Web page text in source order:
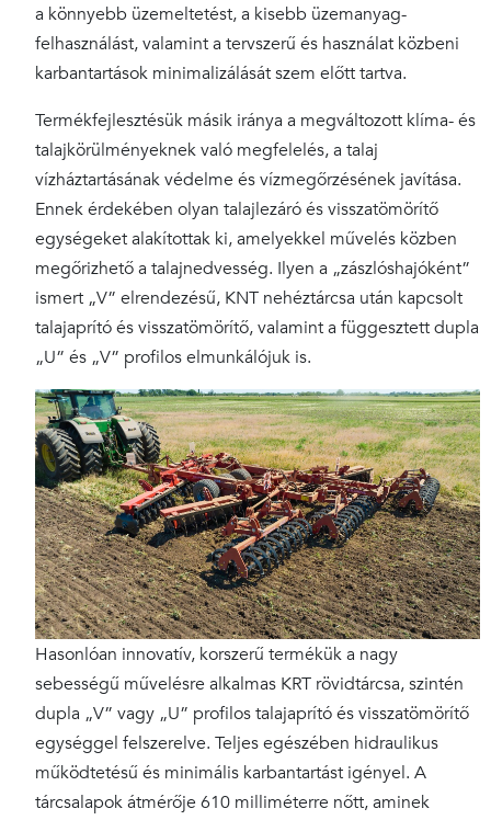
a könnyebb üzemeltetést, a kisebb üzemanyag-
felhasználást, valamint a tervszerű és használat közbeni
karbantartások minimalizálását szem előtt tartva.
Termékfejlesztésük másik iránya a megváltozott klíma- és
talajkörülményeknek való megfelelés, a talaj
vízháztartásának védelme és vízmegőrzésének javítása.
Ennek érdekében olyan talajlezáró és visszatömörítő
egységeket alakítottak ki, amelyekkel művelés közben
megőrizhető a talajnedvesség. Ilyen a „zászlóshajóként”
ismert „V” elrendezésű, KNT nehéztárcsa után kapcsolt
talajaprító és visszatömörítő, valamint a függesztett dupla
„U” és „V” profilos elmunkálójuk is.
Hasonlóan innovatív, korszerű termékük a nagy
sebességű művelésre alkalmas KRT rövidtárcsa, szintén
dupla „V” vagy „U” profilos talajaprító és visszatömörítő
egységgel felszerelve. Teljes egészében hidraulikus
működtetésű és minimális karbantartást igényel. A
tárcsalapok átmérője 610 milliméterre nőtt, aminek